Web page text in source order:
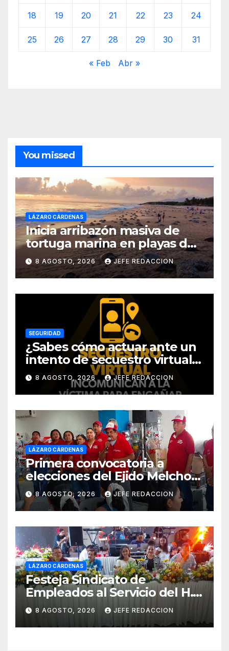
18 19 20 21 22 23 24
25 26 27 28 29 30 31
« Feb Abr »
You missed
LÁZARO CÁRDENAS
Inicia arribazón masiva de
tortuga marina en playas de
Michoacán
8 AGOSTO, 2026 JEFE REDACCION
SEGURIDAD
¿Sabes cómo actuar ante un
intento de secuestro virtual?
La SSP te guía para evitarlo
8 AGOSTO, 2026 JEFE REDACCION
LÁZARO CÁRDENAS
Primera convocatoria a
elecciones del Ejido Melchor
Ocampo en Lázaro Cárdenas
el domingo
8 AGOSTO, 2026 JEFE REDACCION
LÁZARO CÁRDENAS
Festeja Sindicato de
Empleados al Servicio del H.
Ayuntamiento de LZC Día del
Empleado Municipal
8 AGOSTO, 2026 JEFE REDACCION